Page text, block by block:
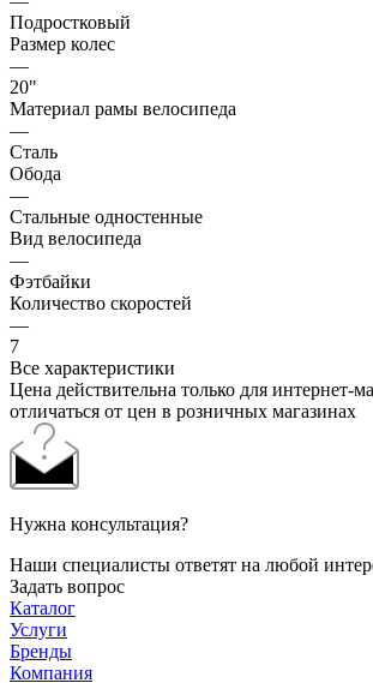
Подростковый
Размер колес
—
20"
Материал рамы велосипеда
—
Сталь
Обода
—
Стальные одностенные
Вид велосипеда
—
Фэтбайки
Количество скоростей
—
7
Все характеристики
Цена действительна только для интернет-
отличаться от цен в розничных магазинах
Нужна консультация?
Наши специалисты ответят на любой
Задать вопрос
Каталог
Услуги
Бренды
Компания